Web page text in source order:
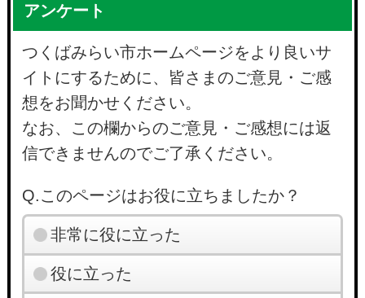
アンケート
つくばみらい市ホームページをより良いサ
イトにするために、皆さまのご意見・ご感
想をお聞かせください。
なお、この欄からのご意見・ご感想には返
信できませんのでご了承ください。
Q.このページはお役に立ちましたか？
非常に役に立った
役に立った